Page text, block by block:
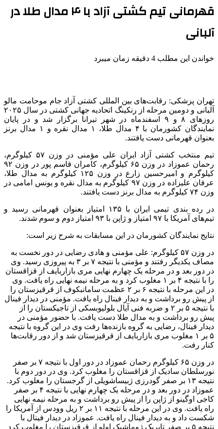
قهرمانی تیم کشتی آزاد با ۴ مدال طلا در
آلبانی
خواندن این مطلب 4 دقیقه زمان میبرد
تهران پزشکی: رقابت‌های بین المللی کشتی آزاد جام موحامت مالو
آلبانی و دومین مرحله از رنکینگ اتحادیه جهانی کشتی در سال ۲۰۲۵
روزهای ۸ و ۹ اسفندماه در شهر تیرانا برگزار شد و در پایان
نمایندگان کشورمان با ۴ مدال طلا، ۱ مدال نقره و ۱ مدال برنز
بعنوان قهرمانی دست یافتند.
تیم منتخب کشتی آزاد ایران علی مؤمنی در وزن ۵۷ کیلوگرم،
رحمان عموزاد در وزن ۶۵ کیلوگرم، کامران قاسم پور در وزن ۹۲
کیلوگرم و امیرحسین زارع در وزن ۱۲۵ کیلوگرم به مدال طلا،
عرفان علیزاده در وزن ۹۷ کیلوگرم به مدال نقره و یونس امامی در
وزن ۷۴ کیلوگرم به مدال برنز دست یافتند.
در رده بندی تیمی ایران با ۱۳۵ امتیاز بعنوان قهرمانی رسید و
تیم‌های آمریکا با ۹۷ امتیاز و ژاپن با ۹۳ امتیاز دوم و سوم شدند.
نتایج نمایندگان کشورمان در این مسابقات به شرح زیر است:
در وزن ۵۷ کیلوگرم: علی مؤمنی و هادی رضایی در دور نخست به
مصاف یکدیگر رفتند و مؤمنی با نتیجه ۷ بر ۳ به پیروزی رسید. وی
در دور بعد و در مرحله یک چهارم نهایی مری بازاربایف از قزاقستان
را با نتیجه ۴ بر ۱ مغلوب کرد و به مرحله نیمه نهایی راه یافت. وی
در این مرحله با نتیجه ۶ بر ۲ عظمت سامانبکوف از قرقیزستان را
از پیش رو برداشت و به دیدار فینال راه یافت. مؤمنی در دیدار فینال
با نتیجه ۵ بر ۲ و ضربه فنی آیال بلولیوبسکی از تاجیکستان را از
پیش رو برداشت و به مدال طلا دست یافت. با حضور مؤمنی در
دیدار فینال، رضایی به گروه بازنده‌ها رفت وی در این گروه با نتیجه
۵ بر ۱ مغلوب مری بازاربایف از قرقیزستان شد و از دور رقابت‌ها
کنار رفت.
در وزن ۶۵ کیلوگرم رحمان عموزاد در دور اول با نتیجه ۷ بر صفر
نورسلطان سادیک از قزاقستان را مغلوب کرد. وی در دور دوم با
نتیجه ۱۳ بر صفر گودرزی ژبیساشویلی از گرجستان را مغلوب کرد.
عموزاد در دور بعد و در مرحله یک چهارم نهایی با نتیجه ۴ بر صفر
کاجی اوگینو از ژاپن را از پیش رو برداشت و به مرحله نیمه نهایی
راه یافت. وی در این مرحله با نتیجه ۱۱ بر ۲ ریل وودس از آمریکا را
شکست داد و به دیدار فینال راه یافت. عموزاد در دیدار فینال با
نتیجه ۵ بر صفر تایربک ژوماشبک اولو از قرقیزستان را مغلوب کرد